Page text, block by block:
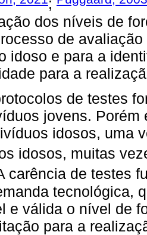
;
dos níveis de
de
idoso e para a
para a
de testes
jovens.
idosos, uma
idosos, muitas
carência de testes
tecnológica,
e válida o nível de
para a